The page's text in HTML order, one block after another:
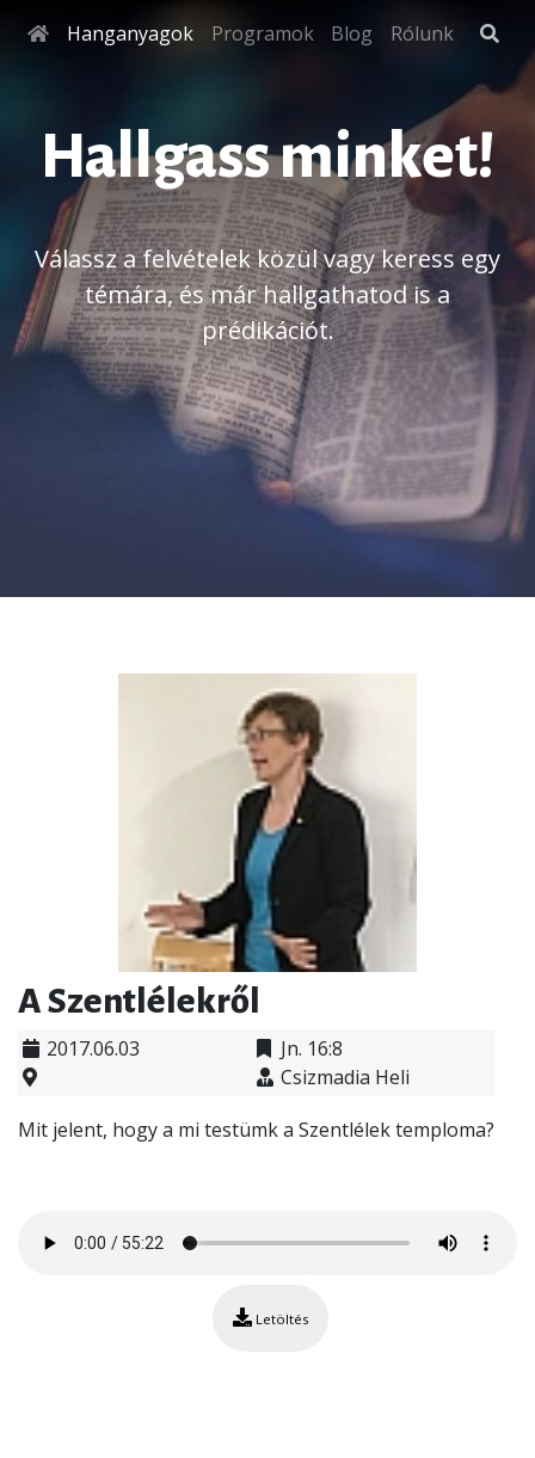
Hanganyagok Programok Blog Rólunk
Hallgass minket!
Válassz a felvételek közül vagy keress egy
témára, és már hallgathatod is a
prédikációt.
A Szentlélekről
2017.06.03
Jn. 16:8
Csizmadia Heli
​Mit jelent, hogy a mi testümk a Szentlélek temploma?
Letöltés